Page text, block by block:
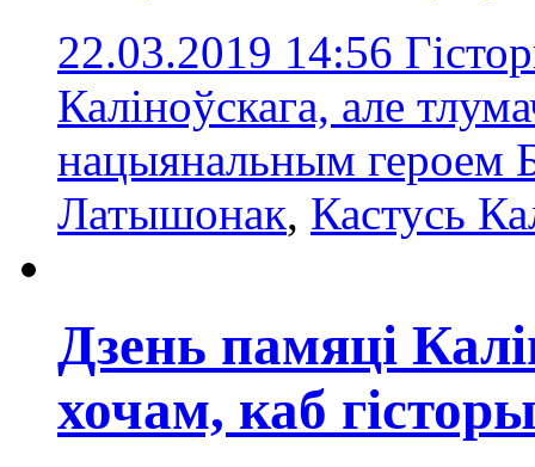
22.03.2019 14:56
Каліноўскага, але
нацыянальным героем
Латышонак, Кастусь
Дзень памяці
хочам, каб